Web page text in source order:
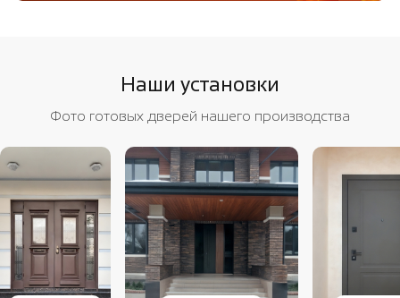
Наши установки
Фото готовых дверей нашего производства